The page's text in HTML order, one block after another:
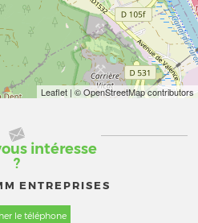
Leaflet | © OpenStreetMap contributors
intéresse
?
ENTREPRISES
le téléphone